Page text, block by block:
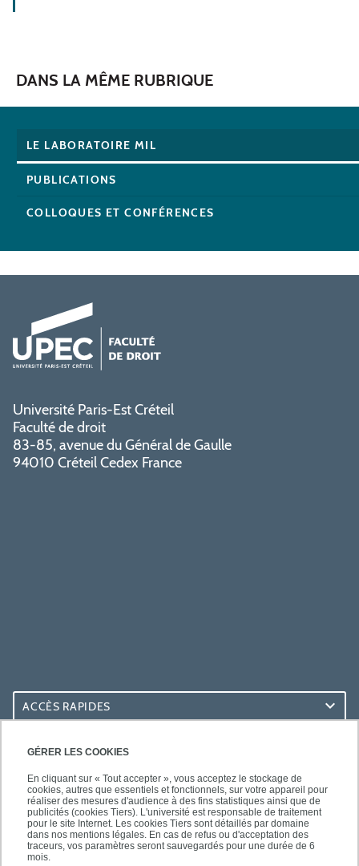
GÉRER LES COOKIES
En cliquant sur « Tout accepter », vous acceptez le stockage de
cookies, autres que essentiels et fonctionnels, sur votre appareil pour
réaliser des mesures d'audience à des fins statistiques ainsi que de
publicités (cookies Tiers). L'université est responsable de traitement
pour le site Internet. Les cookies Tiers sont détaillés par domaine
dans nos mentions légales. En cas de refus ou d'acceptation des
traceurs, vos paramètres seront sauvegardés pour une durée de 6
mois.
DANS LA MÊME RUBRIQUE
LE LABORATOIRE MIL
PUBLICATIONS
COLLOQUES ET CONFÉRENCES
Université Paris-Est Créteil
Faculté de droit
83-85, avenue du Général de Gaulle
94010 Créteil Cedex France
ACCÈS RAPIDES
ACCÈS PRATIQUES
SUIVEZ-NOUS